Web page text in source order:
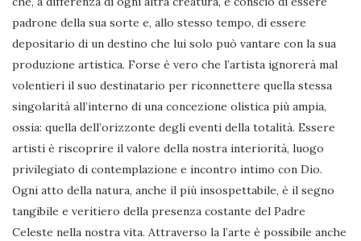
padrone della sua sorte e, allo stesso tempo, di essere
depositario di un destino che lui solo può vantare con la sua
produzione artistica. Forse è vero che l’artista ignorerà mal
volentieri il suo destinatario per riconnettere quella stessa
singolarità all’interno di una concezione olistica più ampia,
ossia: quella dell’orizzonte degli eventi della totalità. Essere
artisti è riscoprire il valore della nostra interiorità, luogo
privilegiato di contemplazione e incontro intimo con Dio.
Ogni atto della natura, anche il più insospettabile, è il segno
tangibile e veritiero della presenza costante del Padre
Celeste nella nostra vita. Attraverso la l’arte è possibile anche